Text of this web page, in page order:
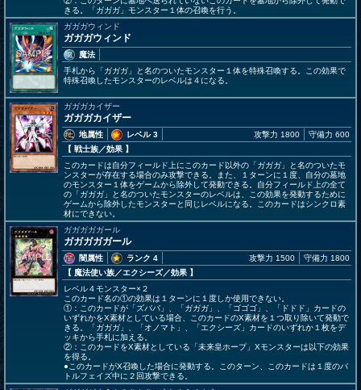
きる。「ガガガ」モンスター１体の召喚を行う。
ガガガウィンド
ガガガウィンド
魔法
手札から「ガガガ」と名のついたモンスター１体を特殊召喚する。この効果で
特殊召喚したモンスターのレベルは４になる。
ガガガカイザー
ガガガカイザー
地属性
レベル 3
【 戦士族／効果 】
攻撃力 1800 守備力 600
このカードは自分フィールド上にこのカード以外の「ガガガ」と名のついたモ
ンスターが存在する場合のみ攻撃できる。また、１ターンに１度、自分の墓地
のモンスター１体をゲームから除外して発動できる。自分フィールド上の全て
の「ガガガ」と名のついたモンスターのレベルは、この効果を発動するために
ゲームから除外したモンスターと同じレベルになる。このカードはシンクロ素
材にできない。
ガガガガガール
ガガガガガール
闇属性
ランク 4
【 魔法使い族／エクシーズ／効果 】
攻撃力 1500 守備力 1800
レベル４モンスター×２
このカード名の①の効果は１ターンに１度しか使用できない。
①：このカードが「ズババ」、「ガガガ」、「ゴゴゴ」、「ドドド」カードの
いずれかをX素材としている場合、このカードのX素材を１つ取り除いて発動で
きる。「ガガガ」、「オノマト」、「エクシーズ」カードのいずれか１枚をデ
ッキから手札に加える。
②：このカードをX素材としている「未来皇ホープ」Xモンスターは以下の効果
を得る。
●このカードがX召喚した場合に発動する。このターン、このカードは１度のバ
トルフェイズ中に２回攻撃できる。